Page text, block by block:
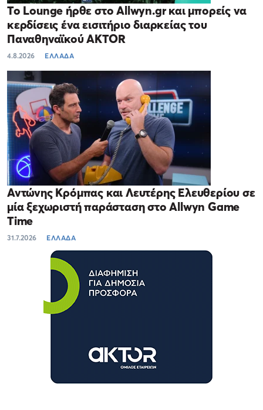
Το Lounge ήρθε στο Allwyn.gr και μπορείς να
κερδίσεις ένα εισιτήριο διαρκείας του
Παναθηναϊκού AKTOR
4.8.2026 ΕΛΛΑΔΑ
Αντώνης Κρόμπας και Λευτέρης Ελευθερίου σε
μία ξεχωριστή παράσταση στο Allwyn Game
Time
31.7.2026 ΕΛΛΑΔΑ